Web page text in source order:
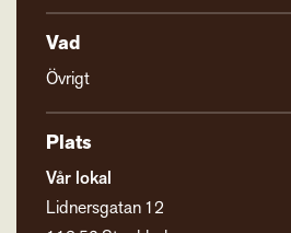
Vad
Övrigt
Plats
Vår lokal
Lidnersgatan 12